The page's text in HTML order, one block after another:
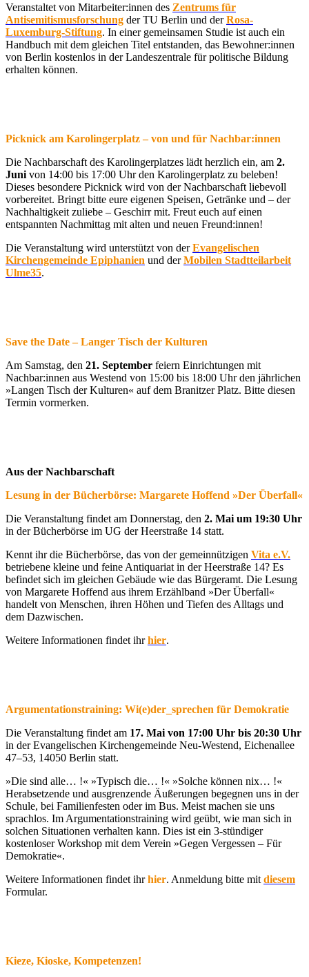
Veranstaltet von Mitarbeiter:innen des Zentrums für
Antisemitismusforschung der TU Berlin und derRosa-
Luxemburg-Stiftung. In einer gemeinsamen Studie ist auch ein
Handbuch mit dem gleichen Titel entstanden, das Bewohner:innen
von Berlin kostenlos in der Landeszentrale für politische Bildung
erhalten können.
Picknick am Karolingerplatz – von und für Nachbar:innen
Die Nachbarschaft des Karolingerplatzes lädt herzlich ein, am 2.
Juni von 14:00 bis 17:00 Uhr den Karolingerplatz zu beleben!
Dieses besondere Picknick wird von der Nachbarschaft liebevoll
vorbereitet. Bringt bitte eure eigenen Speisen, Getränke und – der
Nachhaltigkeit zuliebe – Geschirr mit. Freut euch auf einen
entspannten Nachmittag mit alten und neuen Freund:innen!
Die Veranstaltung wird unterstützt von derEvangelischen
Kirchengemeinde Epiphanien und derMobilen Stadtteilarbeit
Ulme35.
Save the Date – Langer Tisch der Kulturen
Am Samstag, den 21. September feiern Einrichtungen mit
Nachbar:innen aus Westend von 15:00 bis 18:00 Uhr den jährlichen
»Langen Tisch der Kulturen« auf dem Branitzer Platz. Bitte diesen
Termin vormerken.
Aus der Nachbarschaft
Lesung in der Bücherbörse: Margarete Hoffend »Der Überfall«
Die Veranstaltung findet am Donnerstag, den 2. Mai um 19:30 Uhr
in der Bücherbörse im UG der Heerstraße 14 statt.
Kennt ihr die Bücherbörse, das von der gemeinnützigen Vita e.V.
betriebene kleine und feine Antiquariat in der Heerstraße 14? Es
befindet sich im gleichen Gebäude wie das Bürgeramt. Die Lesung
von Margarete Hoffend aus ihrem Erzählband »Der Überfall«
handelt von Menschen, ihren Höhen und Tiefen des Alltags und
dem Dazwischen.
Weitere Informationen findet ihrhier.
Argumentationstraining: Wi(e)der_sprechen für Demokratie
Die Veranstaltung findet am 17. Mai von 17:00 Uhr bis 20:30 Uhr
in der Evangelischen Kirchengemeinde Neu-Westend, Eichenallee
47–53, 14050 Berlin statt.
»Die sind alle… !« »Typisch die… !« »Solche können nix… !«
Herabsetzende und ausgrenzende Äußerungen begegnen uns in der
Schule, bei Familienfesten oder im Bus. Meist machen sie uns
sprachlos. Im Argumentationstraining wird geübt, wie man sich in
solchen Situationen verhalten kann. Dies ist ein 3-stündiger
kostenloser Workshop mit dem Verein »Gegen Vergessen – Für
Demokratie«.
Weitere Informationen findet ihrhier. Anmeldung bitte mit diesem
Formular.
Kieze, Kioske, Kompetenzen!